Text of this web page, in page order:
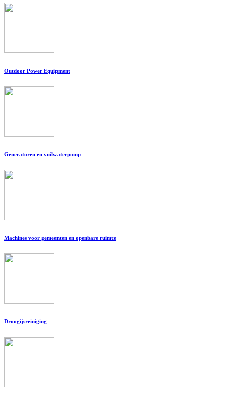
Outdoor Power Equipment
Generatoren en vuilwaterpomp
Machines voor gemeenten en openbare ruimte
Droogijsreiniging